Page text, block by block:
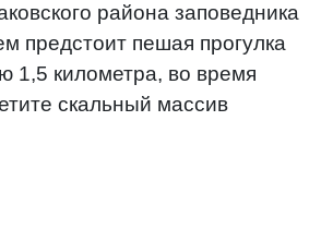
района заповедника
предстоит пешая прогулка
1,5 километра, во время
скальный массив